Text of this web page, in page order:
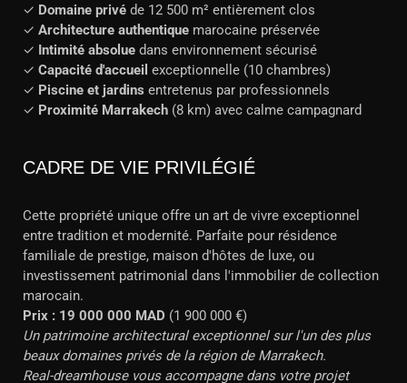
✓ Domaine privé de 12 500 m² entièrement clos
✓ Architecture authentique marocaine préservée
✓ Intimité absolue dans environnement sécurisé
✓ Capacité d'accueil exceptionnelle (10 chambres)
✓ Piscine et jardins entretenus par professionnels
✓ Proximité Marrakech (8 km) avec calme campagnard
CADRE DE VIE PRIVILÉGIÉ
Cette propriété unique offre un art de vivre exceptionnel
entre tradition et modernité. Parfaite pour résidence
familiale de prestige, maison d'hôtes de luxe, ou
investissement patrimonial dans l'immobilier de collection
marocain.
Prix : 19 000 000 MAD (1 900 000 €)
Un patrimoine architectural exceptionnel sur l'un des plus
beaux domaines privés de la région de Marrakech.
Real-dreamhouse vous accompagne dans votre projet